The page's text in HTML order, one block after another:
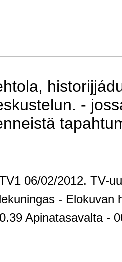
-
06/02/2012. TV-
- Elokuvan
Apinatasavalta -